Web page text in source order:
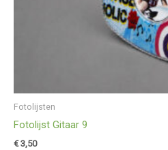
Fotolijsten
Fotolijst Gitaar 9
€3,50